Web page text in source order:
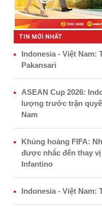
TIN MỚI NHẤT
Indonesia - Việt Nam:
Pakansari
ASEAN Cup 2026:
lượng trước trận
Nam
Khủng hoảng FIFA:
được nhắc đến thay
Infantino
Indonesia - Việt Nam: